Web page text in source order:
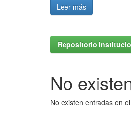
Leer más
Repositorio
No
No existen entradas en